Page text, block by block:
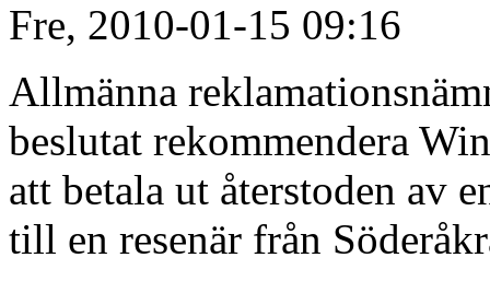
Fre, 2010-01-15 09:16
Allmänna
beslutat rekommendera
att betala ut återstoden av
till en resenär från